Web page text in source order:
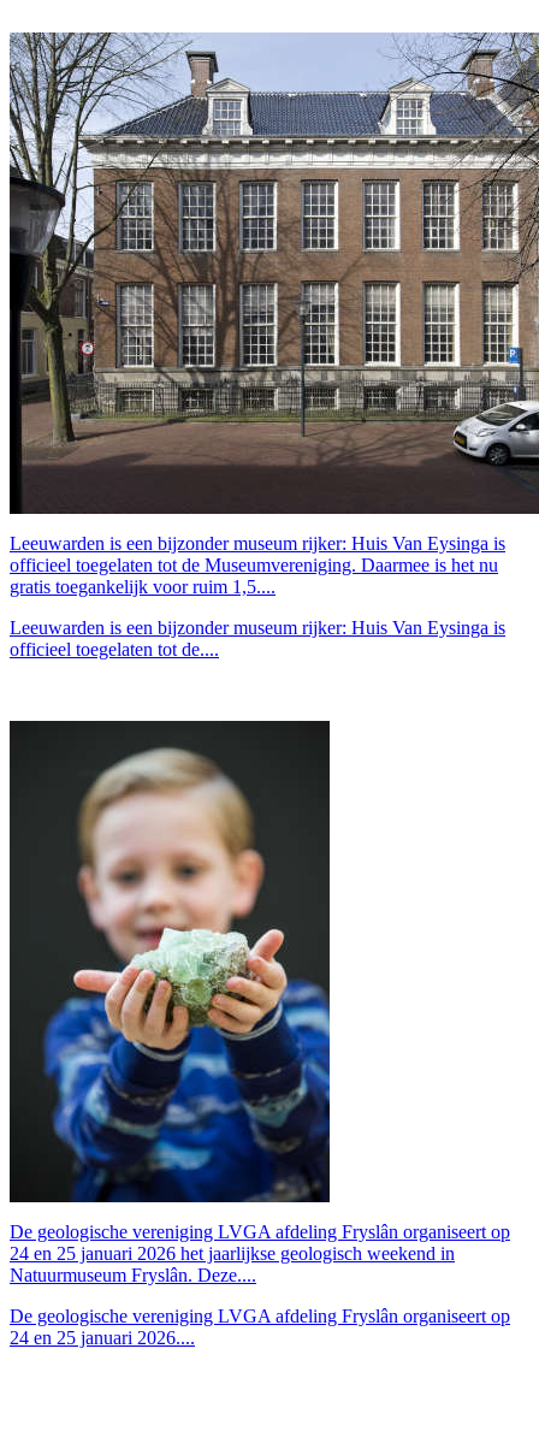
Leeuwarden is een bijzonder museum rijker: Huis Van Eysinga is
officieel toegelaten tot de Museumvereniging. Daarmee is het nu
gratis toegankelijk voor ruim 1,5....
Leeuwarden is een bijzonder museum rijker: Huis Van Eysinga is
officieel toegelaten tot de....
De geologische vereniging LVGA afdeling Fryslân organiseert op
24 en 25 januari 2026 het jaarlijkse geologisch weekend in
Natuurmuseum Fryslân. Deze....
De geologische vereniging LVGA afdeling Fryslân organiseert op
24 en 25 januari 2026....